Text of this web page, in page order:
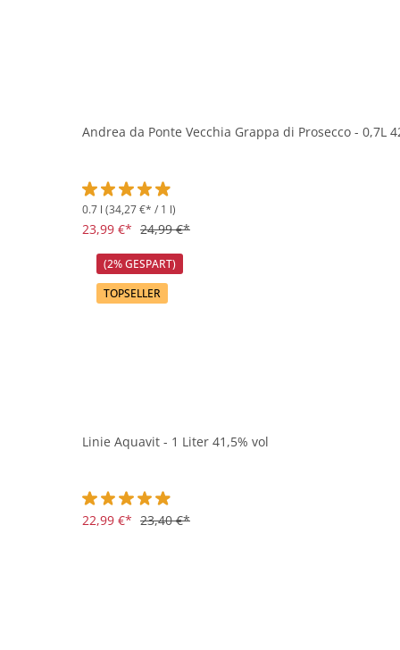
Andrea da Ponte Vecchia Grappa di Prosecco - 0,7L
Durchschnittliche Bewertung von 4.9 von 5 Sternen
0.7 l (34,27 €* / 1 l)
23,99 €* 24,99 €*
(2% GESPART)
TOPSELLER
Linie Aquavit - 1 Liter 41,5% vol
Durchschnittliche Bewertung von 4.9 von 5 Sternen
22,99 €* 23,40 €*